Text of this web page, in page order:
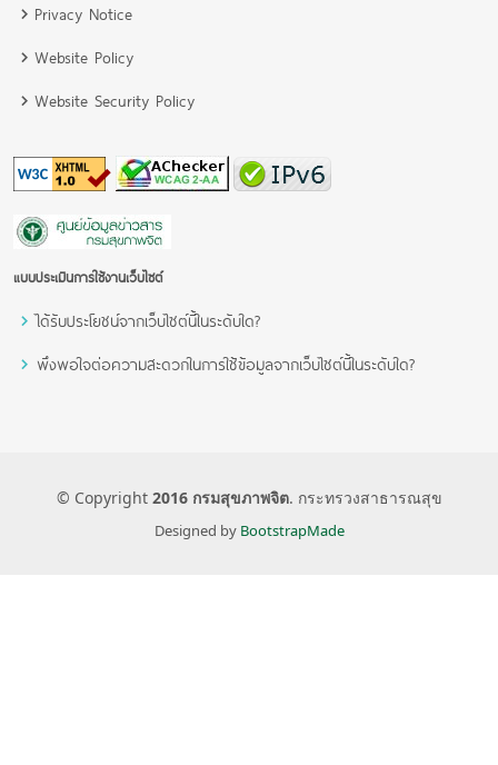
Privacy Notice
Website Policy
Website Security Policy
แบบประเมินการใช้งานเว็บไซต์
ได้รับประโยชน์จากเว็บไซต์นี้ในระดับใด?
พึงพอใจต่อความสะดวกในการใช้ข้อมูลจากเว็บไซต์นี้ในระดับใด?
© Copyright 2016 กรมสุขภาพจิต. กระทรวงสาธารณสุข
Designed by BootstrapMade